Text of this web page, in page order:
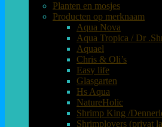
Planten en mosjes
Producten op merknaam
Aqua Nova
Aqua Tropica / Dr
Aquael
Chris & Oli’s
Easy life
Glasgarten
Hs Aqua
NatureHolic
Shrimp King /
Shrimplovers (privat